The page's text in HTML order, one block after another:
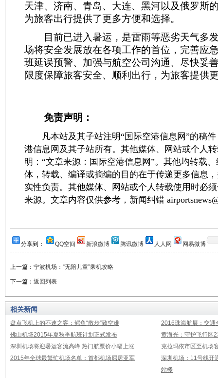
天津、济南、青岛、大连、黑河以及俄罗斯
为旅客出行提供了更多方便和选择。
目前已进入暑运，是雷雨等恶劣天气多
场将安全发展放在各项工作的首位，完善应
班延误预警、加强与航空公司沟通、尽快妥
限度保障旅客安全、顺利出行，为旅客提供
免责声明：
凡本站及其子站注明“国际空港信息网”的稿件
港信息网及其子站所有。其他媒体、网站或个人
明：“文章来源：国际空港信息网”。其他均转载
体，转载、编译或摘编的目的在于传递更多信息
实性负责。其他媒体、网站或个人转载使用时必
来源。文章内容仅供参考，新闻纠错
分享到： QQ空间 新浪微博 腾讯微博 人人网 网易微博
上一篇： 宁波机场：“无陪儿童”乘机攻略
下一篇： 返回列表
相关新闻
盘点飞机上的不速之客：鳄鱼“散步”致空难
2016珠海航展：交通
佛山机场2015年夏秋季航班计划正式发布
黄海光：守护飞行区
深圳机场将迎暑运客流高峰 热门航票价小幅上涨
克拉玛依市区至机场
2015年全球最繁忙机场名单：首都机场屈居亚军
深圳机场：11号线开
站楼